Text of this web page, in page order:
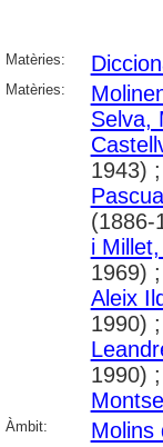
Matèries:
Matèries:
Selva,
1943) ;
(1886-
i
1969) ;
Aleix
1990) ;
1990) ;
Àmbit: Molins